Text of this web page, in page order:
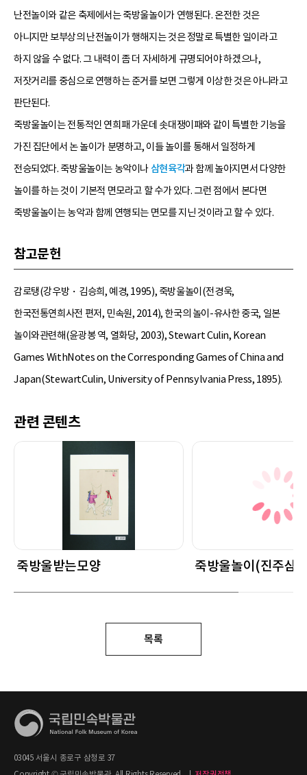
난전놀이와 같은 축제에서는 죽방울놀이가 연행된다. 온전한 것은
아니지만 보부상의 난전놀이가 행해지는 것은 정말로 특별한 일이라고
하지 않을 수 없다. 그 내력이 좀 더 자세하게 규명되어야 하겠으나,
저잣거리를 중심으로 연행하는 준거를 보면 그렇게 이상한 것은 아니라고
판단된다.
죽방울놀이는 전통적인 연희패 가운데 솟대쟁이패와 같이 특별한 기능을
가진 집단에서 논 놀이가 분명하고, 이들 놀이를 통해서 일정하게
전승되었다. 죽방울놀이는 농악이나삼현육각과 함께 놀아지면서 다양한
놀이를 하는 것이 기본적 면모라고 할 수가 있다. 그런 점에서 본다면
죽방울놀이는 농악과 함께 연행되는 면모를 지닌 것이라고 할 수 있다.
참고문헌
감로탱(강우방・김승희, 예경, 1995), 죽방울놀이(전경욱,
한국전통연희사전 편저, 민속원, 2014), 한국의 놀이-유사한 중국, 일본
놀이와관련해(윤광봉 역, 열화당, 2003), Stewart Culin, Korean
Games WithNotes on the Corresponding Games of China and
Japan(StewartCulin, University of Pennsylvania Press, 1895).
관련 콘텐츠
죽방울받는모양 죽방울놀이(진주삼
목록
03045 서울시 종로구 삼청로 37